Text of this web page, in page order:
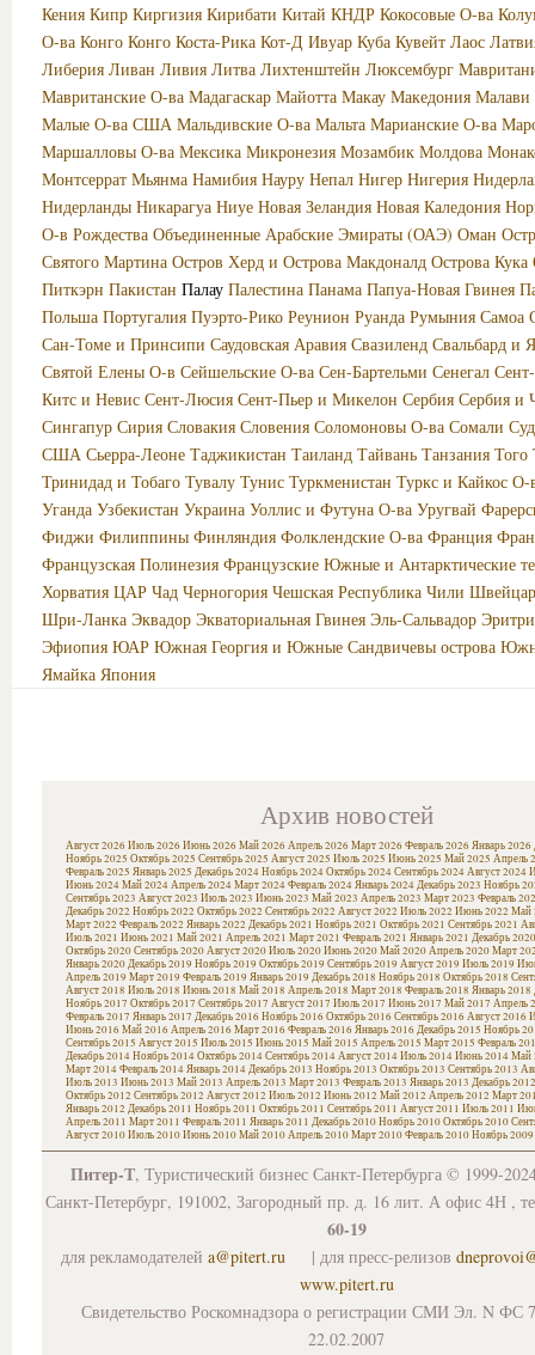
Кения Кипр Киргизия Кирибати Китай КНДР Кокосовые О-ва
О-ва Конго Конго Коста-Рика Кот-Д Ивуар Куба Кувейт Лаос
Либерия Ливан Ливия Литва Лихтенштейн Люксембург
Мавританские О-ва Мадагаскар Майотта Макау Македония Малави
Малые О-ва США Мальдивские О-ва Мальта Марианские О-ва
Маршалловы О-ва Мексика Микронезия Мозамбик Молдова
Монтсеррат Мьянма Намибия Науру Непал Нигер Нигерия
Нидерланды Никарагуа Ниуе Новая Зеландия Новая Каледония
О-в Рождества Объединенные Арабские Эмираты (ОАЭ) Оман
Святого Мартина Остров Херд и Острова Макдоналд Острова Кука
Питкэрн Пакистан Палау Палестина Панама Папуа-Новая Гвинея
Польша Португалия Пуэрто-Рико Реунион Руанда Румыния Самоа
Сан-Томе и Принсипи Саудовская Аравия Свазиленд Свальбард и
Святой Елены О-в Сейшельские О-ва Сен-Бартельми Сенегал
Китс и Невис Сент-Люсия Сент-Пьер и Микелон Сербия Сербия и
Сингапур Сирия Словакия Словения Соломоновы О-ва Сомали
США Сьерра-Леоне Таджикистан Таиланд Тайвань Танзания Того
Тринидад и Тобаго Тувалу Тунис Туркменистан Туркс и Кайкос О-
Уганда Узбекистан Украина Уоллис и Футуна О-ва Уругвай
Фиджи Филиппины Финляндия Фолклендские О-ва Франция
Французская Полинезия Французские Южные и Антарктические
Хорватия ЦАР Чад Черногория Чешская Республика Чили
Шри-Ланка Эквадор Экваториальная Гвинея Эль-Сальвадор
Эфиопия ЮАР Южная Георгия и Южные Сандвичевы острова
Ямайка Япония
Архив новостей
Август 2026 Июль 2026 Июнь 2026 Май 2026 Апрель 2026 Март 2026 Февраль 2026 Январь 2026
Ноябрь 2025 Октябрь 2025 Сентябрь 2025 Август 2025 Июль 2025 Июнь 2025 Май 2025 Апрель
Февраль 2025 Январь 2025 Декабрь 2024Ноябрь 2024Октябрь 2024Сентябрь 2024Август 2024
Июнь 2024Май 2024Апрель 2024Март 2024Февраль 2024Январь 2024Декабрь 2023 Ноябрь
Сентябрь 2023 Август 2023 Июль 2023 Июнь 2023 Май 2023 Апрель 2023 Март 2023 Февраль
Декабрь 2022 Ноябрь 2022 Октябрь 2022 Сентябрь 2022 Август 2022 Июль 2022 Июнь 2022 Май
Март 2022 Февраль 2022 Январь 2022 Декабрь 2021 Ноябрь 2021 Октябрь 2021 Сентябрь 2021
Июль 2021 Июнь 2021 Май 2021 Апрель 2021 Март 2021 Февраль 2021 Январь 2021 Декабрь 2020
Октябрь 2020Сентябрь 2020Август 2020Июль 2020Июнь 2020Май 2020Апрель 2020Март
Январь 2020Декабрь 2019 Ноябрь 2019 Октябрь 2019 Сентябрь 2019 Август 2019 Июль 2019
Апрель 2019 Март 2019 Февраль 2019 Январь 2019 Декабрь 2018 Ноябрь 2018 Октябрь 2018
Август 2018 Июль 2018 Июнь 2018 Май 2018 Апрель 2018 Март 2018 Февраль 2018 Январь 2018
Ноябрь 2017 Октябрь 2017 Сентябрь 2017 Август 2017 Июль 2017 Июнь 2017 Май 2017 Апрель
Февраль 2017 Январь 2017 Декабрь 2016 Ноябрь 2016 Октябрь 2016 Сентябрь 2016 Август 2016
Июнь 2016 Май 2016 Апрель 2016 Март 2016 Февраль 2016 Январь 2016 Декабрь 2015 Ноябрь
Сентябрь 2015 Август 2015 Июль 2015 Июнь 2015 Май 2015 Апрель 2015 Март 2015 Февраль
Декабрь 2014Ноябрь 2014Октябрь 2014Сентябрь 2014Август 2014Июль 2014Июнь 2014Май
Март 2014Февраль 2014Январь 2014Декабрь 2013 Ноябрь 2013 Октябрь 2013 Сентябрь 2013
Июль 2013 Июнь 2013 Май 2013 Апрель 2013 Март 2013 Февраль 2013 Январь 2013 Декабрь 2012
Октябрь 2012 Сентябрь 2012 Август 2012 Июль 2012 Июнь 2012 Май 2012 Апрель 2012 Март
Январь 2012 Декабрь 2011 Ноябрь 2011 Октябрь 2011 Сентябрь 2011 Август 2011 Июль 2011
Апрель 2011 Март 2011 Февраль 2011 Январь 2011 Декабрь 2010Ноябрь 2010Октябрь 2010
Август 2010Июль 2010Июнь 2010Май 2010Апрель 2010Март 2010Февраль 2010Ноябрь 2009
Питер-Т, Туристический бизнес Санкт-Петербурга © 1999-
Санкт-Петербург, 191002, Загородный пр. д. 16 лит. А офис 4Н ,
60-19
для рекламодателей a@pitert.ru | для пресс-релизов
www.pitert.ru
Свидетельство Роскомнадзора о регистрации СМИ Эл. N ФС
22.02.2007